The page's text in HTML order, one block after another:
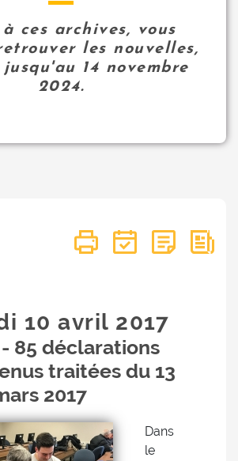
à ces archives, vous
les nouvelles,
jusqu'au 14 novembre
2024.
10avril 2017
- 85 déclarations
traitées du 13
2017
Dans
le